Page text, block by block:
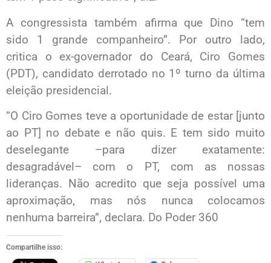
A congressista também afirma que Dino “tem
sido 1 grande companheiro”. Por outro lado,
critica o ex-governador do Ceará, Ciro Gomes
(PDT), candidato derrotado no 1º turno da última
eleição presidencial.
“O Ciro Gomes teve a oportunidade de estar [junto
ao PT] no debate e não quis. E tem sido muito
deselegante –para dizer exatamente:
desagradável– com o PT, com as nossas
lideranças. Não acredito que seja possível uma
aproximação, mas nós nunca colocamos
nenhuma barreira”, declara. Do Poder 360
Compartilhe isso: